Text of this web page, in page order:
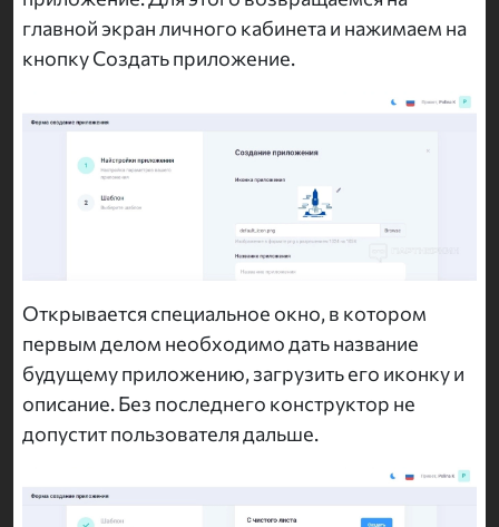
главной экран личного кабинета и нажимаем на
кнопку Создать приложение.
Открывается специальное окно, в котором
первым делом необходимо дать название
будущему приложению, загрузить его иконку и
описание. Без последнего конструктор не
допустит пользователя дальше.